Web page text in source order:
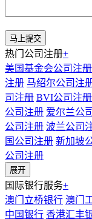
热门公司注册+
美国基金会公司注册
注册 马绍尔公司注
司注册 BVI公司注册
公司注册 爱尔兰公
公司注册 波兰公司
国公司注册 新加坡
公司注册
展开
国际银行服务+
澳门立桥银行 澳门
中国银行 香港汇丰